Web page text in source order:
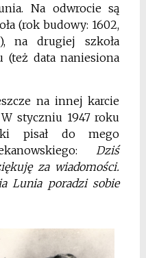
Na odwrocie są
(rok budowy: 1602,
na drugiej szkoła
(też data naniesiona
na innej karcie
styczniu 1947 roku
pisał do mego
Dziś
za wiadomości.
Lunia poradzi sobie